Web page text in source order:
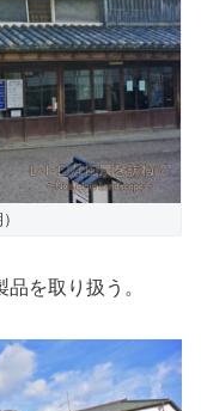
を取り扱う。